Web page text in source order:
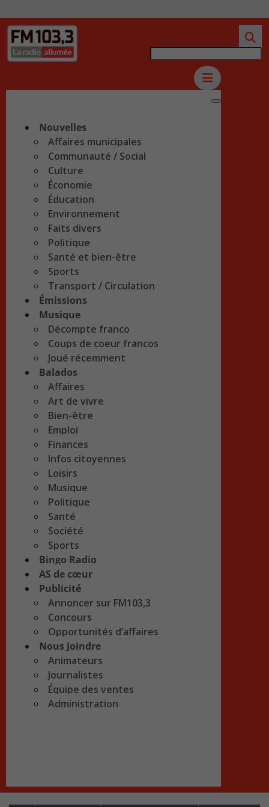
Nouvelles
Affaires municipales
Communauté / Social
Culture
Économie
Éducation
Environnement
Faits divers
Politique
Santé et bien-être
Sports
Transport / Circulation
Émissions
Musique
Décompte franco
Coups de coeur francos
Joué récemment
Balados
Affaires
Art de vivre
Bien-être
Emploi
Finances
Infos citoyennes
Loisirs
Musique
Politique
Santé
Société
Sports
Bingo Radio
AS de cœur
Publicité
Annoncer sur FM103,3
Concours
Opportunités d’affaires
Nous Joindre
Animateurs
Journalistes
Équipe des ventes
Administration